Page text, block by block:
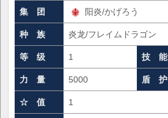
集 团 阳炎/かげろう
种 族 炎龙/フレイムドラゴン
等 级 1 技 能
力 量 5000 盾 护
☆ 值 1